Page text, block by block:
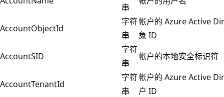
串
AccountObjectId
字符
串
帐户的 Azure Active
象 ID
AccountSID
字符
串
帐户的本地安全标识符
AccountTenantId
字符
串
帐户的 Azure Active
户 ID